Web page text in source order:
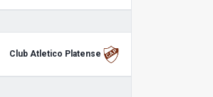
Club Atletico Platense